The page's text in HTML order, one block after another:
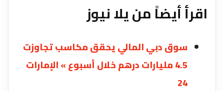
اقرأ أيضاً من يلا نيوز
سوق دبي المالي يحقق مكاسب تجاوزت
4.5 مليارات درهم خلال أسبوع » الإمارات
24